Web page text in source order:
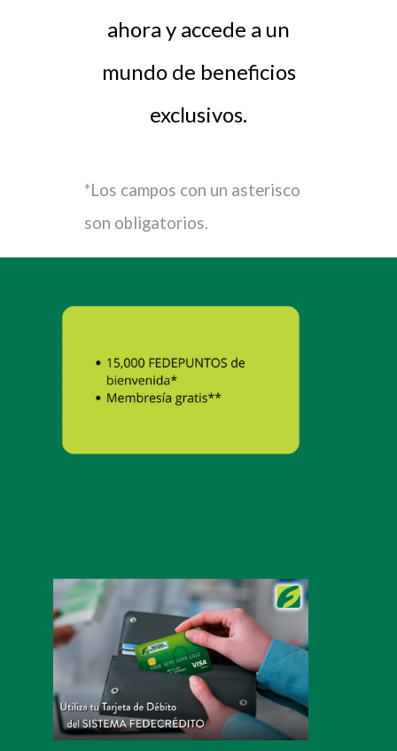
ahora y accede a un
mundo de beneficios
exclusivos.
*Los campos con un asterisco
son obligatorios.